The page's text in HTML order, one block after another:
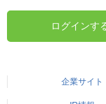
ログインす
企業サイト